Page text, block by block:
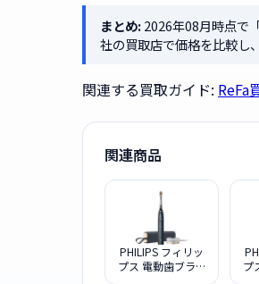
まとめ:2026年08月時点で
社の買取店で価格を比較し
関連する買取ガイド: ReFa
関連商品
PHILIPS フィリッ
プス 電動歯ブラシ
プ